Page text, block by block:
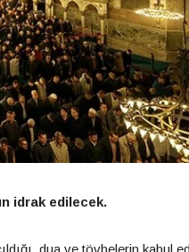
idrak edilecek.
dua ve tövbelerin kabul